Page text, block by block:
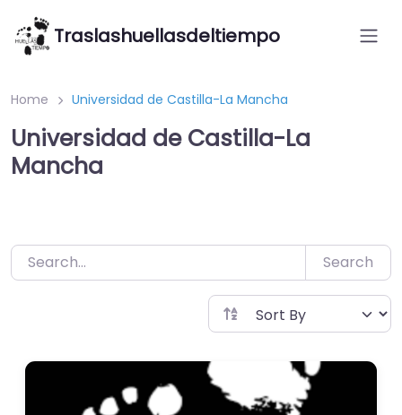
Saltar
contenido
Traslashuellasdeltiempo
Home Universidad de Castilla-La Mancha
Universidad de Castilla-La
Mancha
Search